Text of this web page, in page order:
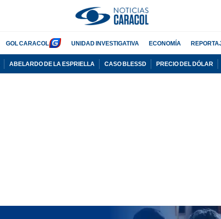
GOL CARACOL UNIDAD INVESTIGATIVA ECONOMÍA
ABELARDO DE LA ESPRIELLA CASO BLESSD PRECIO DEL DÓLAR